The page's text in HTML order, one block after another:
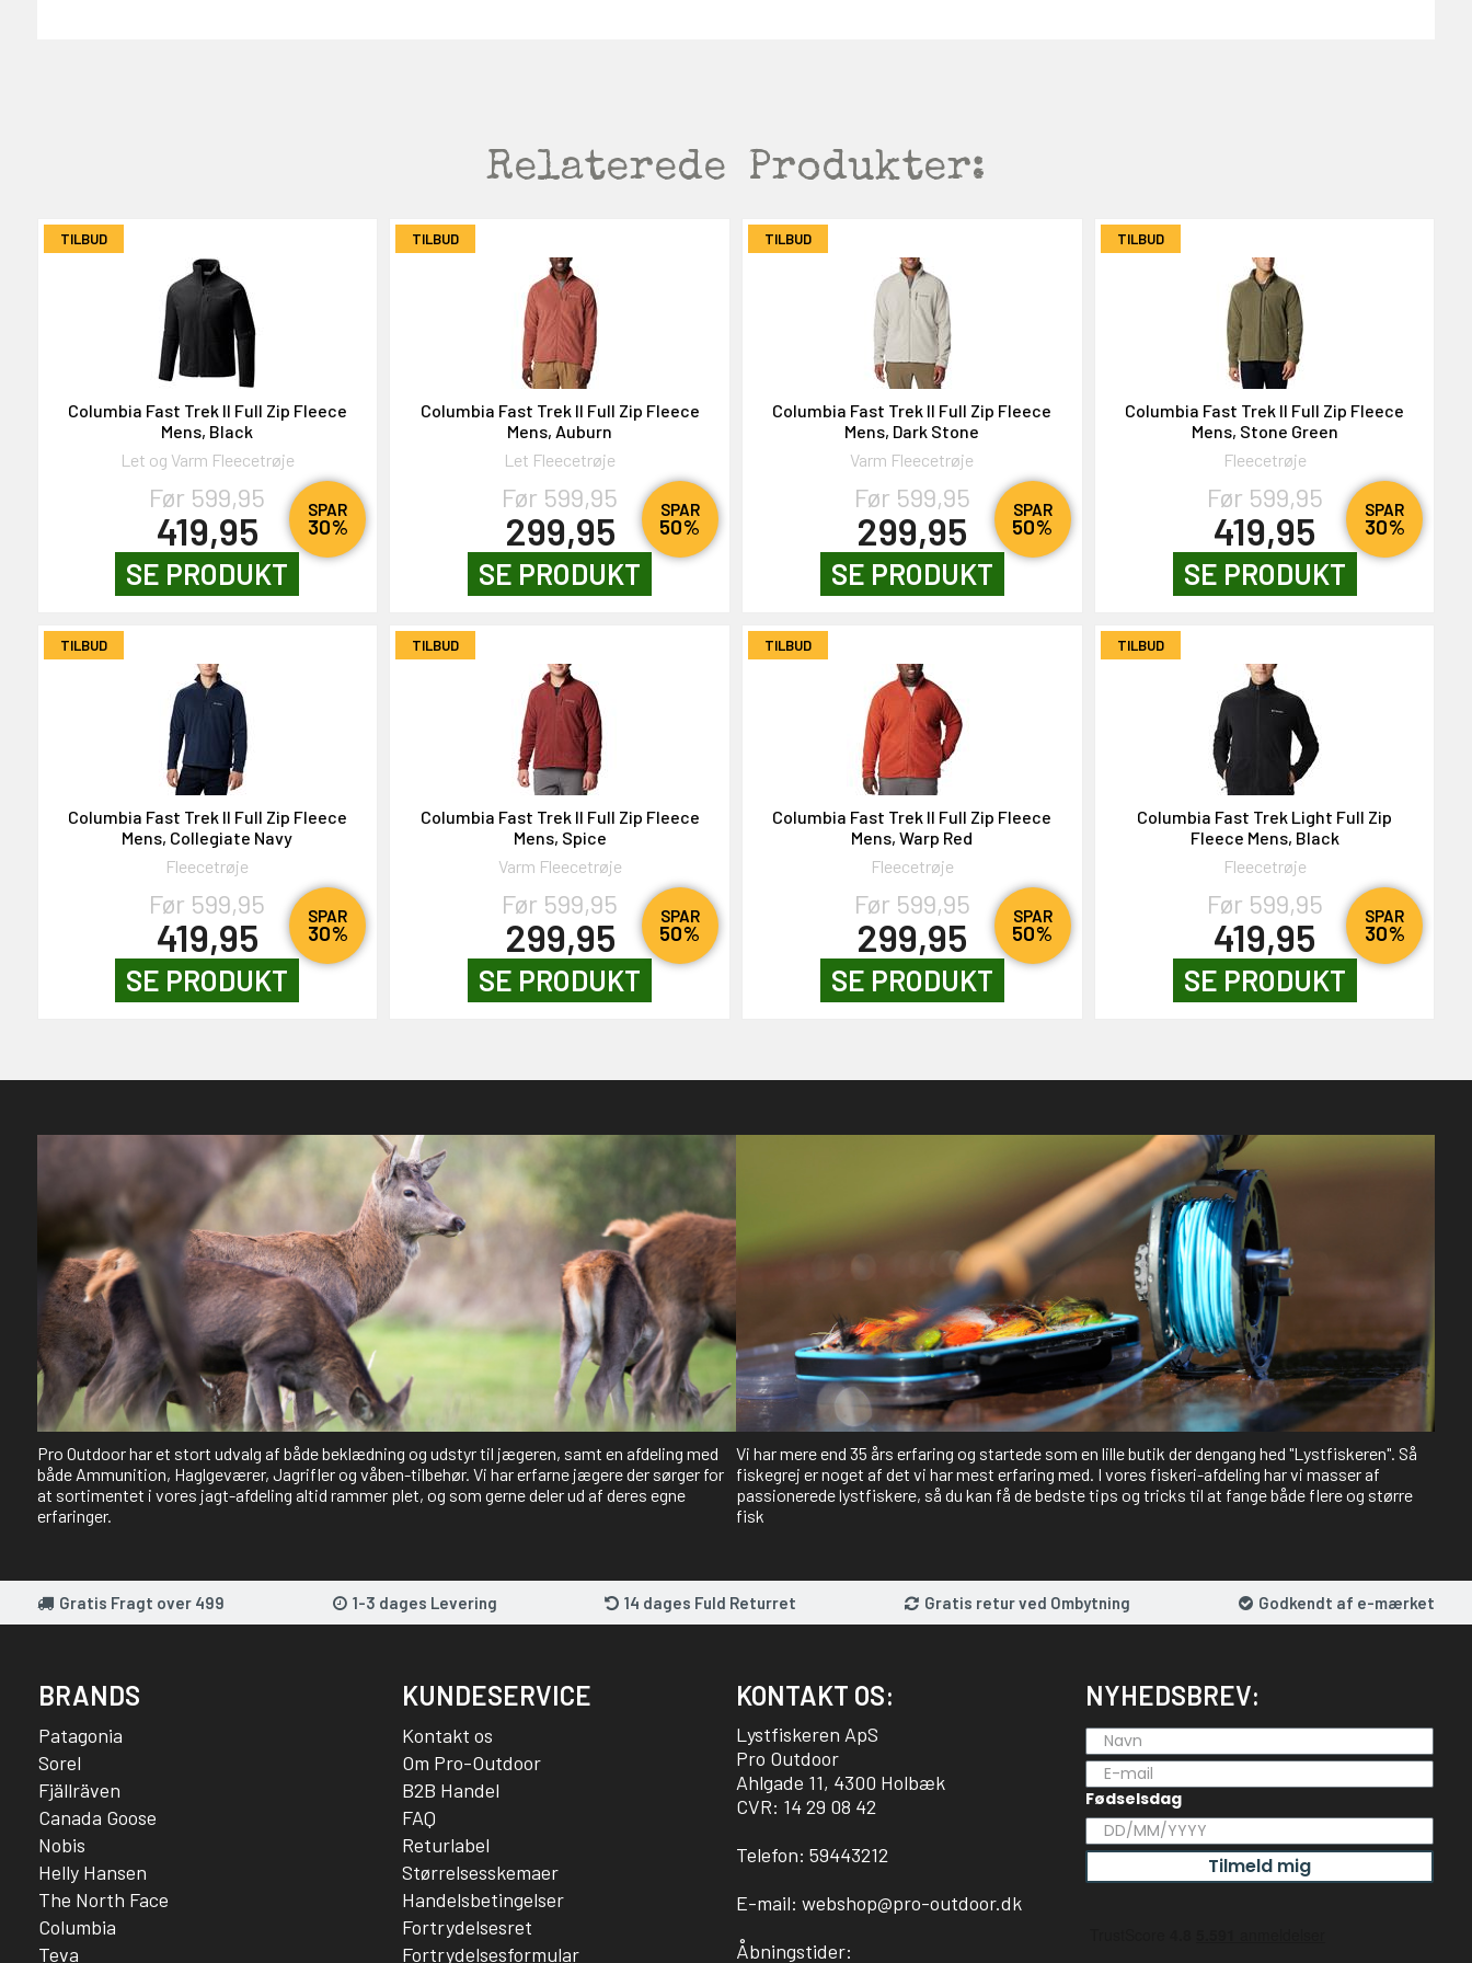
Relaterede Produkter:
TILBUD
SPAR
30%
Columbia Fast Trek II Full Zip Fleece
Mens, Black
Let og Varm Fleecetrøje
Før 599,95
419,95
SE PRODUKT
TILBUD
SPAR
50%
Columbia Fast Trek II Full Zip Fleece
Mens, Auburn
Let Fleecetrøje
Før 599,95
299,95
SE PRODUKT
TILBUD
SPAR
50%
Columbia Fast Trek II Full Zip Fleece
Mens, Dark Stone
Varm Fleecetrøje
Før 599,95
299,95
SE PRODUKT
TILBUD
SPAR
30%
Columbia Fast Trek II Full Zip Fleece
Mens, Stone Green
Fleecetrøje
Før 599,95
419,95
SE PRODUKT
TILBUD
SPAR
30%
Columbia Fast Trek II Full Zip Fleece
Mens, Collegiate Navy
Fleecetrøje
Før 599,95
419,95
SE PRODUKT
TILBUD
SPAR
50%
Columbia Fast Trek II Full Zip Fleece
Mens, Spice
Varm Fleecetrøje
Før 599,95
299,95
SE PRODUKT
TILBUD
SPAR
50%
Columbia Fast Trek II Full Zip Fleece
Mens, Warp Red
Fleecetrøje
Før 599,95
299,95
SE PRODUKT
TILBUD
SPAR
30%
Columbia Fast Trek Light Full Zip
Fleece Mens, Black
Fleecetrøje
Før 599,95
419,95
SE PRODUKT
Pro Outdoor har et stort udvalg af både beklædning og udstyr til jægeren, samt en afdeling med
både Ammunition, Haglgeværer, Jagrifler og våben-tilbehør. Vi har erfarne jægere der sørger for
at sortimentet i vores jagt-afdeling altid rammer plet, og som gerne deler ud af deres egne
erfaringer.
Vi har mere end 35 års erfaring og startede som en lille butik der dengang hed "Lystfiskeren". Så
fiskegrej er noget af det vi har mest erfaring med. I vores fiskeri-afdeling har vi masser af
passionerede lystfiskere, så du kan få de bedste tips og tricks til at fange både flere og større
fisk
Gratis Fragt over 499 1-3 dages Levering 14 dages Fuld Returret Gratis retur ved Ombytning Godkendt af e-mærket
BRANDS
Patagonia
Sorel
Fjällräven
Canada Goose
Nobis
Helly Hansen
The North Face
Columbia
Teva
KUNDESERVICE
Kontakt os
Om Pro-Outdoor
B2B Handel
FAQ
Returlabel
Størrelsesskemaer
Handelsbetingelser
Fortrydelsesret
Fortrydelsesformular
KONTAKT OS:
Lystfiskeren ApS
Pro Outdoor
Ahlgade 11, 4300 Holbæk
CVR: 14 29 08 42
Telefon: 59443212
E-mail: webshop@pro-outdoor.dk
Åbningstider:
NYHEDSBREV:
Fødselsdag
Tilmeld mig